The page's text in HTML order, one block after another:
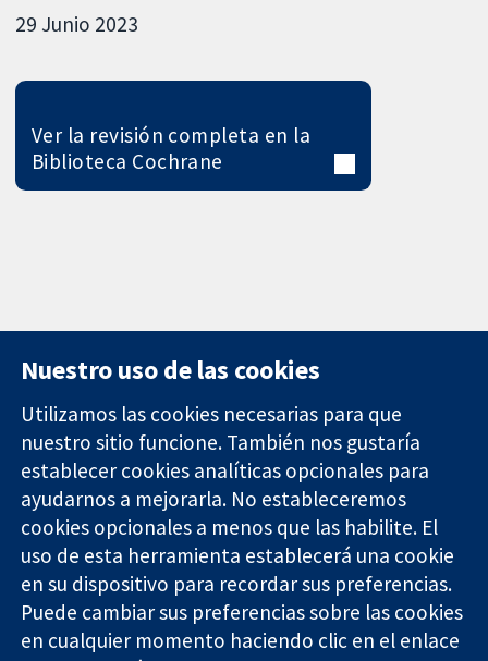
29 Junio 2023
Ver la revisión completa en la
Biblioteca Cochrane
Evidencia fiable.
Decisiones
informadas.
Mejor salud.
11-13 Cavendish
Square
Londres
W1G 0AN
Reino Unido
Contacto
Noticias
Prensa
Sobre
nosotros
Empleo
Cochrane
Library
Nuestro uso de las cookies
Utilizamos las cookies necesarias para que
nuestro sitio funcione. También nos gustaría
establecer cookies analíticas opcionales para
ayudarnos a mejorarla. No estableceremos
cookies opcionales a menos que las habilite. El
uso de esta herramienta establecerá una cookie
en su dispositivo para recordar sus preferencias.
Puede cambiar sus preferencias sobre las cookies
en cualquier momento haciendo clic en el enlace